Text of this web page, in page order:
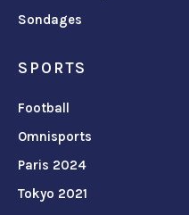
Sondages
SPORTS
Football
Omnisports
Paris 2024
Tokyo 2021